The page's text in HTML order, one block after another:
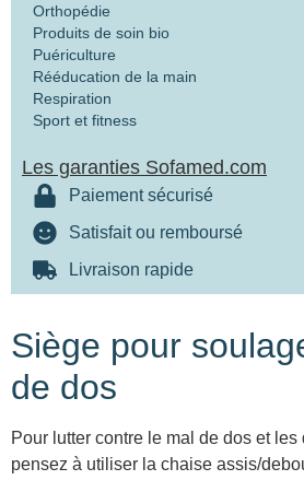
Orthopédie
Produits de soin bio
Puériculture
Rééducation de la main
Respiration
Sport et fitness
Les garanties Sofamed.com
Paiement sécurisé
Satisfait ou remboursé
Livraison rapide
Siège pour
de dos
Pour lutter contre le mal de dos et
pensez à utiliser la chaise assis/